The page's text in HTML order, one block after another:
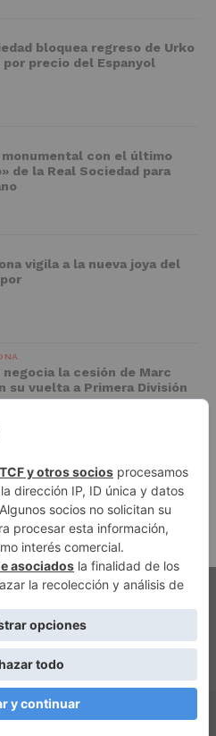
bloquea regreso de Urko
por precio del Espanyol
monumental con el último
de la Real Sociedad para
vigila a la nueva joya del
negocia la cesión de Marc
su vuelta a Primera División
POLÍTICA DE PRIVACIDAD
EDITORIAL
QUIÉNES SOMOS
REDACCIÓN
Sitio web propiedad de Syncsells